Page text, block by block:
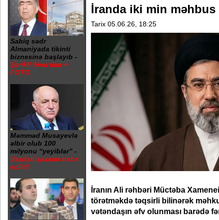
Sabiq sədr
Almaniyada tikinti
biznesinə başlayıb -
Şərikli bina tikir +
FOTO
Məmməd Musayevlə
əlbir olub 100
milyonu “yeyiblər” -
Vəzifəli şəxslər həbs
edildi
İranda iki min
Tarix 05.06.26, 18:25
İranın Ali rəhbəri Müctəba
törətməkdə təqsirli bilinərək
vətəndaşın əfv olunması barədə